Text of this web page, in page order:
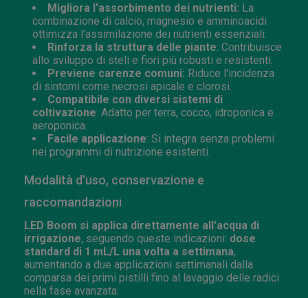
Migliora l'assorbimento dei nutrienti: La
combinazione di calcio, magnesio e amminoacidi
ottimizza l'assimilazione dei nutrienti essenziali.
Rinforza la struttura delle piante: Contribuisce
allo sviluppo di steli e fiori più robusti e resistenti.
Previene carenze comuni: Riduce l'incidenza
di sintomi come necrosi apicale e clorosi.
Compatibile con diversi sistemi di
coltivazione: Adatto per terra, cocco, idroponica e
aeroponica.
Facile applicazione: Si integra senza problemi
nei programmi di nutrizione esistenti.
Modalità d'uso, conservazione e
raccomandazioni
LED Boom si applica direttamente all'acqua di
irrigazione, seguendo queste indicazioni: dose
standard di 1 mL/L una volta a settimana,
aumentando a due applicazioni settimanali dalla
comparsa dei primi pistilli fino al lavaggio delle radici
nella fase avanzata.